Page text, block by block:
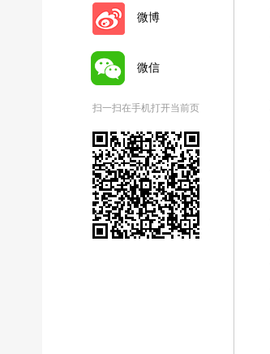
微博
微信
扫一扫在手机打开当前页